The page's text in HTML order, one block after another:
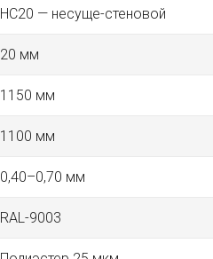
HC20 — несуще-стеновой
20 мм
1150 мм
1100 мм
0,40–0,70 мм
RAL-9003